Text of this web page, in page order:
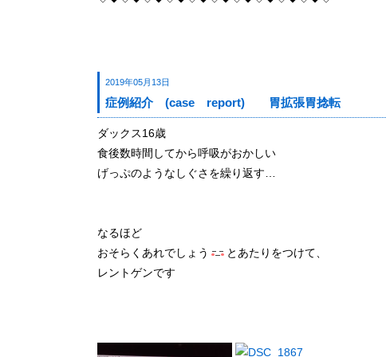
2019年05月13日
症例紹介 (case report) 胃拡張胃捻転
ダックス16歳
食後数時間してから呼吸がおかしい
げっぷのようなしぐさを繰り返す…
なるほど
おそらくあれでしょう
とあたりをつけて、
レントゲンです